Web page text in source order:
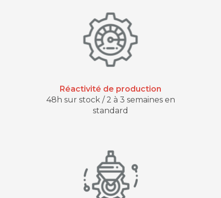
Réactivité de production
48h sur stock / 2 à 3 semaines en
standard